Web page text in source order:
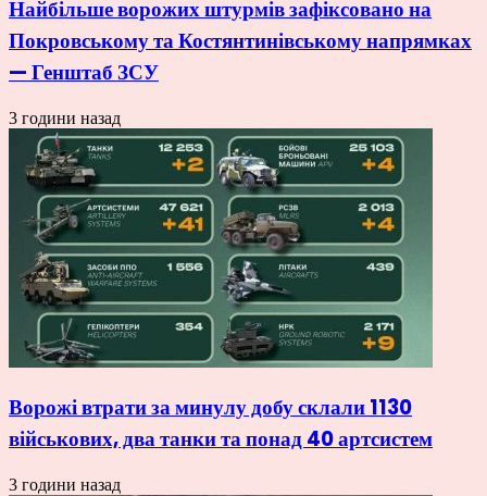
Найбільше ворожих штурмів зафіксовано на
Покровському та Костянтинівському напрямках
— Генштаб ЗСУ
3 години назад
Ворожі втрати за минулу добу склали 1130
військових, два танки та понад 40 артсистем
3 години назад